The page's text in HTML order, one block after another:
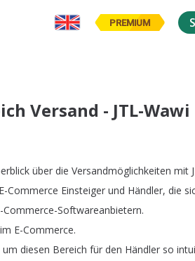
PREMIUM
Versand - JTL-Wawi
über die Versandmöglichkeiten mit
E-Commerce Einsteiger und Händler, die
Commerce-Softwareanbietern.
im E-Commerce.
um diesen Bereich für den Händler so